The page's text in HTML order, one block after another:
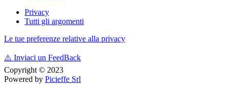
Privacy
Tutti gli argomenti
Le tue preferenze relative alla privacy
⚠️ Inviaci un FeedBack
Copyright © 2023
Powered by Picieffe Srl